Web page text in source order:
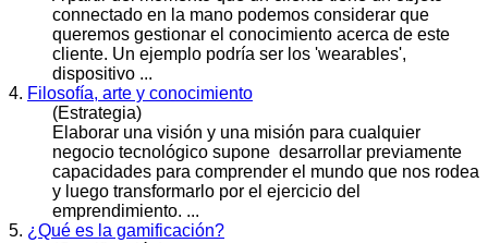
connectado en la mano podemos considerar que
queremos gestionar el conocimiento acerca de este
cliente. Un ejemplo podría ser los 'wearables',
dispositivo ...
4. Filosofía, arte y conocimiento
(Estrategia)
Elaborar una visión y una misión para cualquier
negocio tecnológico supone desarrollar previamente
capacidades para comprender el mundo que nos rodea
y luego transformarlo por el ejercicio del
emprendimiento. ...
5. ¿Qué es la gamificación?